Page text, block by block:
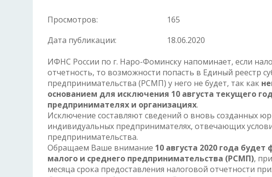
Просмотров:
165
Дата публикации:
18.06.2020
ИФНС России по г. Наро-Фоминску напоминает, если
отчетность, то возможности попасть в Единый реестр
предпринимательства (РСМП) у него не будет, так как
основанием для исключения 10 августа текущего
предпринимателях и организациях.
Исключение составляют сведений о вновь созданных
индивидуальных предпринимателях, отвечающих
предпринимательства.
Обращаем Ваше внимание 10 августа 2020 года будет
малого и среднего предпринимательства (РСМП),
месяца срока предоставления налоговой отчетности